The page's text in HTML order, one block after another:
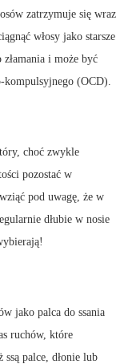
zatrzymuje się wraz
włosy jako starsze
i może być
kompulsyjnego (OCD).
choć zwykle
pozostać w
pod uwagę, że w
dłubie w nosie
jako palca do ssania
ruchów, które
palce, dłonie lub